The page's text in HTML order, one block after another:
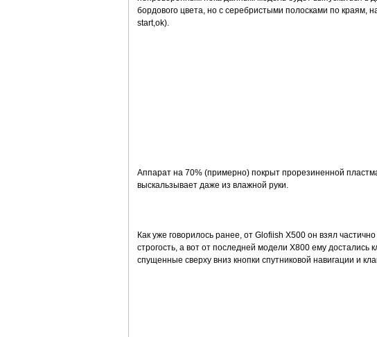
бордового цвета, но с серебристыми полосками по краям,
start,ok).
Аппарат на 70% (примерно) покрыт прорезиненной
выскальзывает даже из влажной руки.
Как уже говорилось ранее, от Glofiish Х500 он взял
строгость, а вот от последней модели X800 ему достались
спущенные сверху вниз кнопки спутниковой навигации и